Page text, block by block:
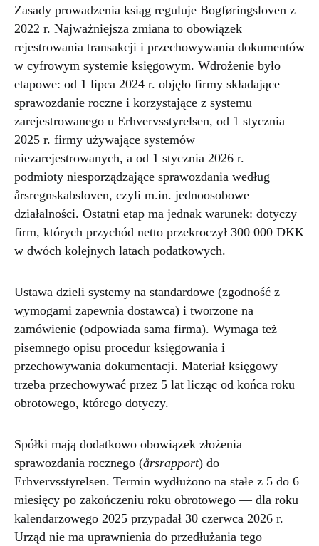
Zasady prowadzenia ksiąg reguluje Bogføringsloven z
2022 r. Najważniejsza zmiana to obowiązek
rejestrowania transakcji i przechowywania dokumentów
w cyfrowym systemie księgowym. Wdrożenie było
etapowe: od 1 lipca 2024 r. objęło firmy składające
sprawozdanie roczne i korzystające z systemu
zarejestrowanego u Erhvervsstyrelsen, od 1 stycznia
2025 r. firmy używające systemów
niezarejestrowanych, a od 1 stycznia 2026 r. —
podmioty niesporządzające sprawozdania według
årsregnskabsloven, czyli m.in. jednoosobowe
działalności. Ostatni etap ma jednak warunek: dotyczy
firm, których przychód netto przekroczył 300 000 DKK
w dwóch kolejnych latach podatkowych.
Ustawa dzieli systemy na standardowe (zgodność z
wymogami zapewnia dostawca) i tworzone na
zamówienie (odpowiada sama firma). Wymaga też
pisemnego opisu procedur księgowania i
przechowywania dokumentacji. Materiał księgowy
trzeba przechowywać przez 5 lat licząc od końca roku
obrotowego, którego dotyczy.
Spółki mają dodatkowo obowiązek złożenia
sprawozdania rocznego (årsrapport) do
Erhvervsstyrelsen. Termin wydłużono na stałe z 5 do 6
miesięcy po zakończeniu roku obrotowego — dla roku
kalendarzowego 2025 przypadał 30 czerwca 2026 r.
Urząd nie ma uprawnienia do przedłużania tego